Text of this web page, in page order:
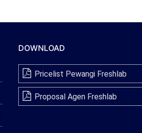
DOWNLOAD
Pricelist Pewangi Freshlab
Proposal Agen Freshlab